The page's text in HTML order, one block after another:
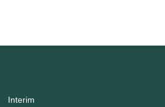
Interim